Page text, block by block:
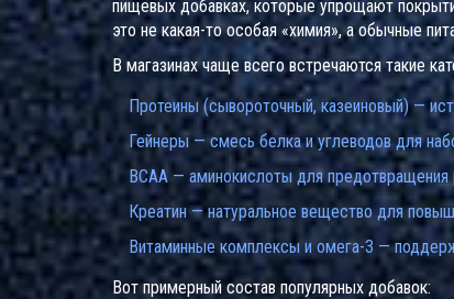
пищевых добавках, которые упрощают
это не какая-то особая «химия», а обычные
В магазинах чаще всего встречаются такие
Протеины (сывороточный, казеиновый) —
Гейнеры — смесь белка и углеводов для
BCAA — аминокислоты для
Креатин — натуральное вещество для
Витаминные комплексы и омега-3 —
Вот примерный состав популярных добавок: